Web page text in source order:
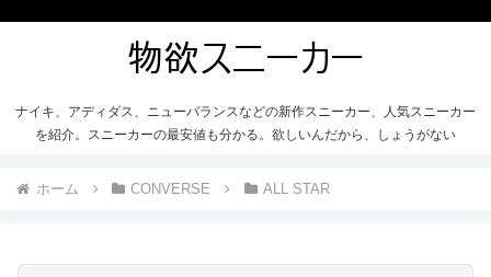
ナイキ、アディダス、ニューバランスなどの新作スニーカー、人気スニーカー
を紹介。スニーカーの最安値も分かる。欲しいんだから、しょうがない
ホーム CONVERSE ALL STAR